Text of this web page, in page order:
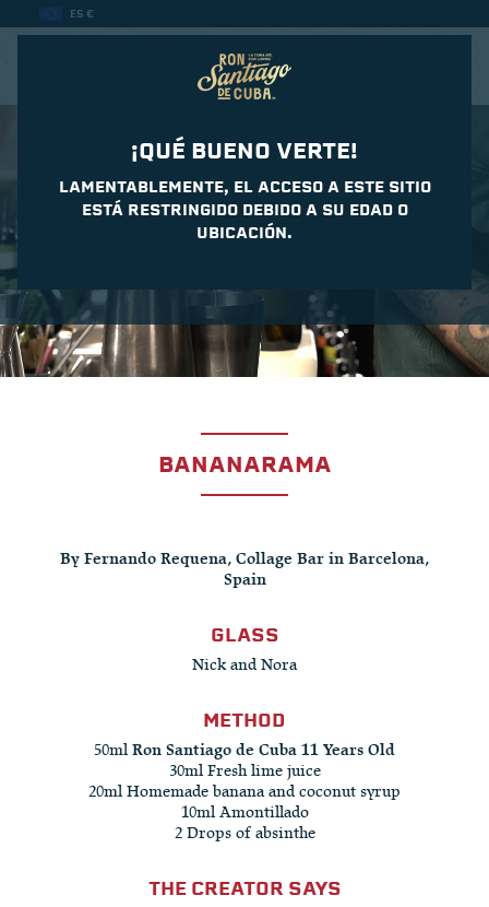
¡QUÉ BUENO VERTE!
LAMENTABLEMENTE, EL ACCESO A ESTE SITIO
ESTÁ RESTRINGIDO DEBIDO A SU EDAD O
UBICACIÓN.
ES €
BANANARAMA
By Fernando Requena, Collage Bar in Barcelona,
Spain
GLASS
Nick and Nora
METHOD
50ml Ron Santiago de Cuba 11 Years Old
30ml Fresh lime juice​
20ml Homemade banana and coconut syrup
10ml Amontillado
2 Drops of absinthe
THE CREATOR SAYS